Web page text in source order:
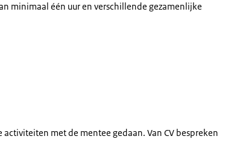
minimaal één uur en verschillende gezamenlijke
met de mentee gedaan. Van CV bespreken